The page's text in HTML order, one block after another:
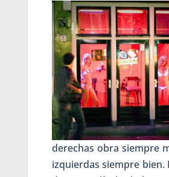
derechas obra siempre
izquierdas siempre bien.